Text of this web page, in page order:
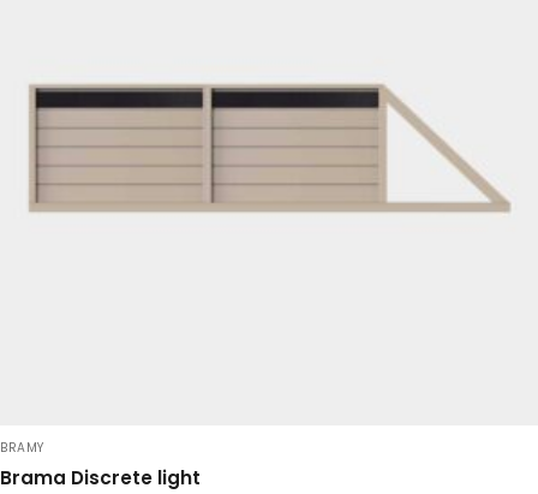
BRAMY
Brama Discrete light